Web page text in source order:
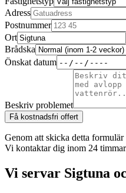
Adress
Postnummer
Ort
Brådska
Önskat datum
Beskriv problemet
Få kostnadsfri offert
Genom att skicka detta
Vi kontaktar dig inom 24
Vi servar Sigtuna